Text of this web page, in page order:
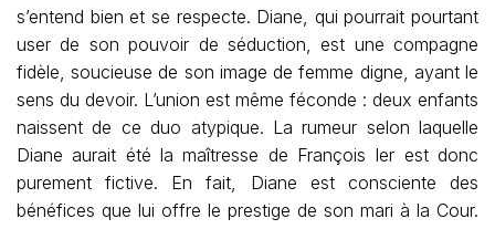
s’entend bien et se respecte. Diane, qui pourrait pourtant
user de son pouvoir de séduction, est une compagne
fidèle, soucieuse de son image de femme digne, ayant le
sens du devoir. L’union est même féconde : deux enfants
naissent de ce duo atypique. La rumeur selon laquelle
Diane aurait été la maîtresse de François Ier est donc
purement fictive. En fait, Diane est consciente des
bénéfices que lui offre le prestige de son mari à la Cour.